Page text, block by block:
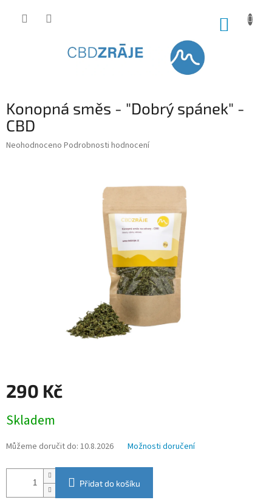
Konopná směs - "Dobrý spánek" -
CBD
Průměrné
Neohodnoceno Podrobnosti hodnocení
290 Kč
cena:
Skladem
Můžeme doručit do: 10.8.2026 Možnosti doručení
Přidat do košíku